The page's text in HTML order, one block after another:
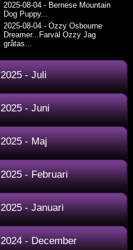
2025-08-04 - Bernese Mountain
Dog Puppy...
2025-08-04 - Ozzy Osbourne
Dreamer...Farväl Ozzy Jag
gråtas...
2025 - Juli
2025 - Juni
2025 - Maj
2025 - Februari
2025 - Januari
2024 - December